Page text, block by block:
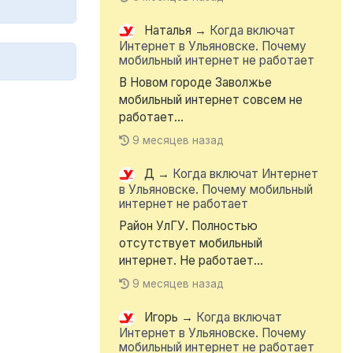
Наталья → Когда включат
Интернет в Ульяновске. Почему
мобильный интернет не работает
В Новом городе Заволжье
мобильный интернет совсем не
работает...
9 месяцев назад
Д → Когда включат Интернет
в Ульяновске. Почему мобильный
интернет не работает
Район УлГУ. Полностью
отсутствует мобильный
интернет. Не работает...
9 месяцев назад
Игорь → Когда включат
Интернет в Ульяновске. Почему
мобильный интернет не работает